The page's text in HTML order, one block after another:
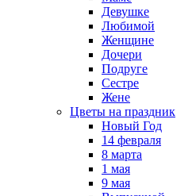
Девушке
Любимой
Женщине
Дочери
Подруге
Сестре
Жене
Цветы на праздник
Новый Год
14 февраля
8 марта
1 мая
9 мая